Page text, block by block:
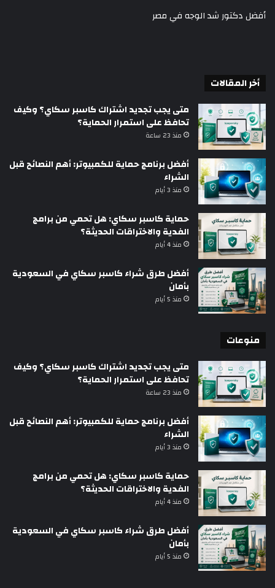
أفضل دكتور شد الوجه في مصر
أخر المقالات
متى يجب تجديد اشتراك كاسبر سكاي؟ وكيف
تحافظ على استمرار الحماية؟
منذ 23 ساعة
أفضل برنامج حماية للكمبيوتر: أهم النصائح قبل
الشراء
منذ 3 أيام
حماية كاسبر سكاي: هل تحمي من برامج
الفدية والاختراقات الحديثة؟
منذ 4 أيام
أفضل طرق شراء كاسبر سكاي في السعودية
بأمان
منذ 5 أيام
منوعات
متى يجب تجديد اشتراك كاسبر سكاي؟ وكيف
تحافظ على استمرار الحماية؟
منذ 23 ساعة
أفضل برنامج حماية للكمبيوتر: أهم النصائح قبل
الشراء
منذ 3 أيام
حماية كاسبر سكاي: هل تحمي من برامج
الفدية والاختراقات الحديثة؟
منذ 4 أيام
أفضل طرق شراء كاسبر سكاي في السعودية
بأمان
منذ 5 أيام